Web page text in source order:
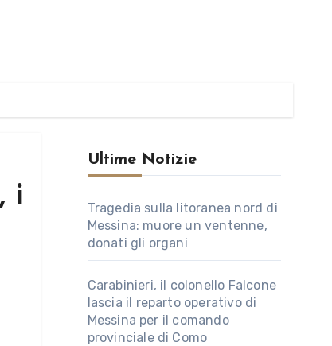
i
Ultime Notizie
Tragedia sulla litoranea nord di
Messina: muore un ventenne,
donati gli organi
Carabinieri, il colonello Falcone
lascia il reparto operativo di
Messina per il comando
provinciale di Como